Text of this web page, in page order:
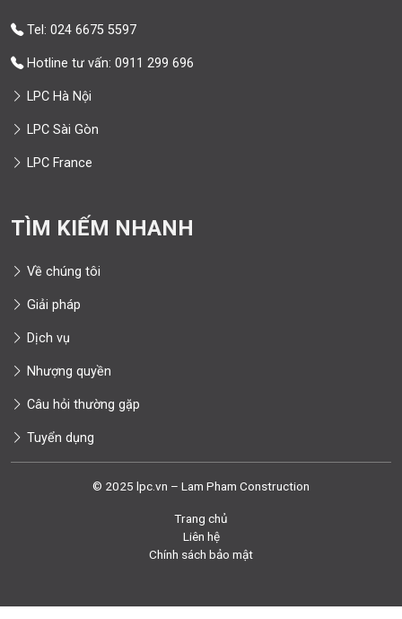
Tel: 024 6675 5597
Hotline tư vấn: 0911 299 696
LPC Hà Nội
LPC Sài Gòn
LPC France
TÌM KIẾM NHANH
Về chúng tôi
Giải pháp
Dịch vụ
Nhượng quyền
Câu hỏi thường gặp
Tuyển dụng
© 2025 lpc.vn – Lam Pham Construction
Trang chủ
Liên hệ
Chính sách bảo mật